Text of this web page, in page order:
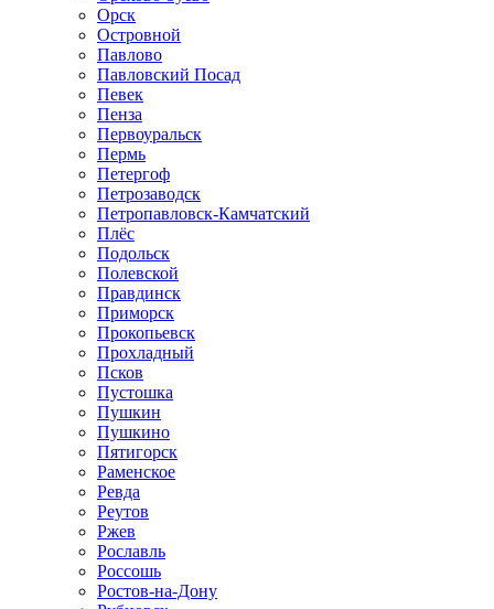
Орск
Островной
Павлово
Павловский Посад
Певек
Пенза
Первоуральск
Пермь
Петергоф
Петрозаводск
Петропавловск-Камчатский
Плёс
Подольск
Полевской
Правдинск
Приморск
Прокопьевск
Прохладный
Псков
Пустошка
Пушкин
Пушкино
Пятигорск
Раменское
Ревда
Реутов
Ржев
Рославль
Россошь
Ростов-на-Дону